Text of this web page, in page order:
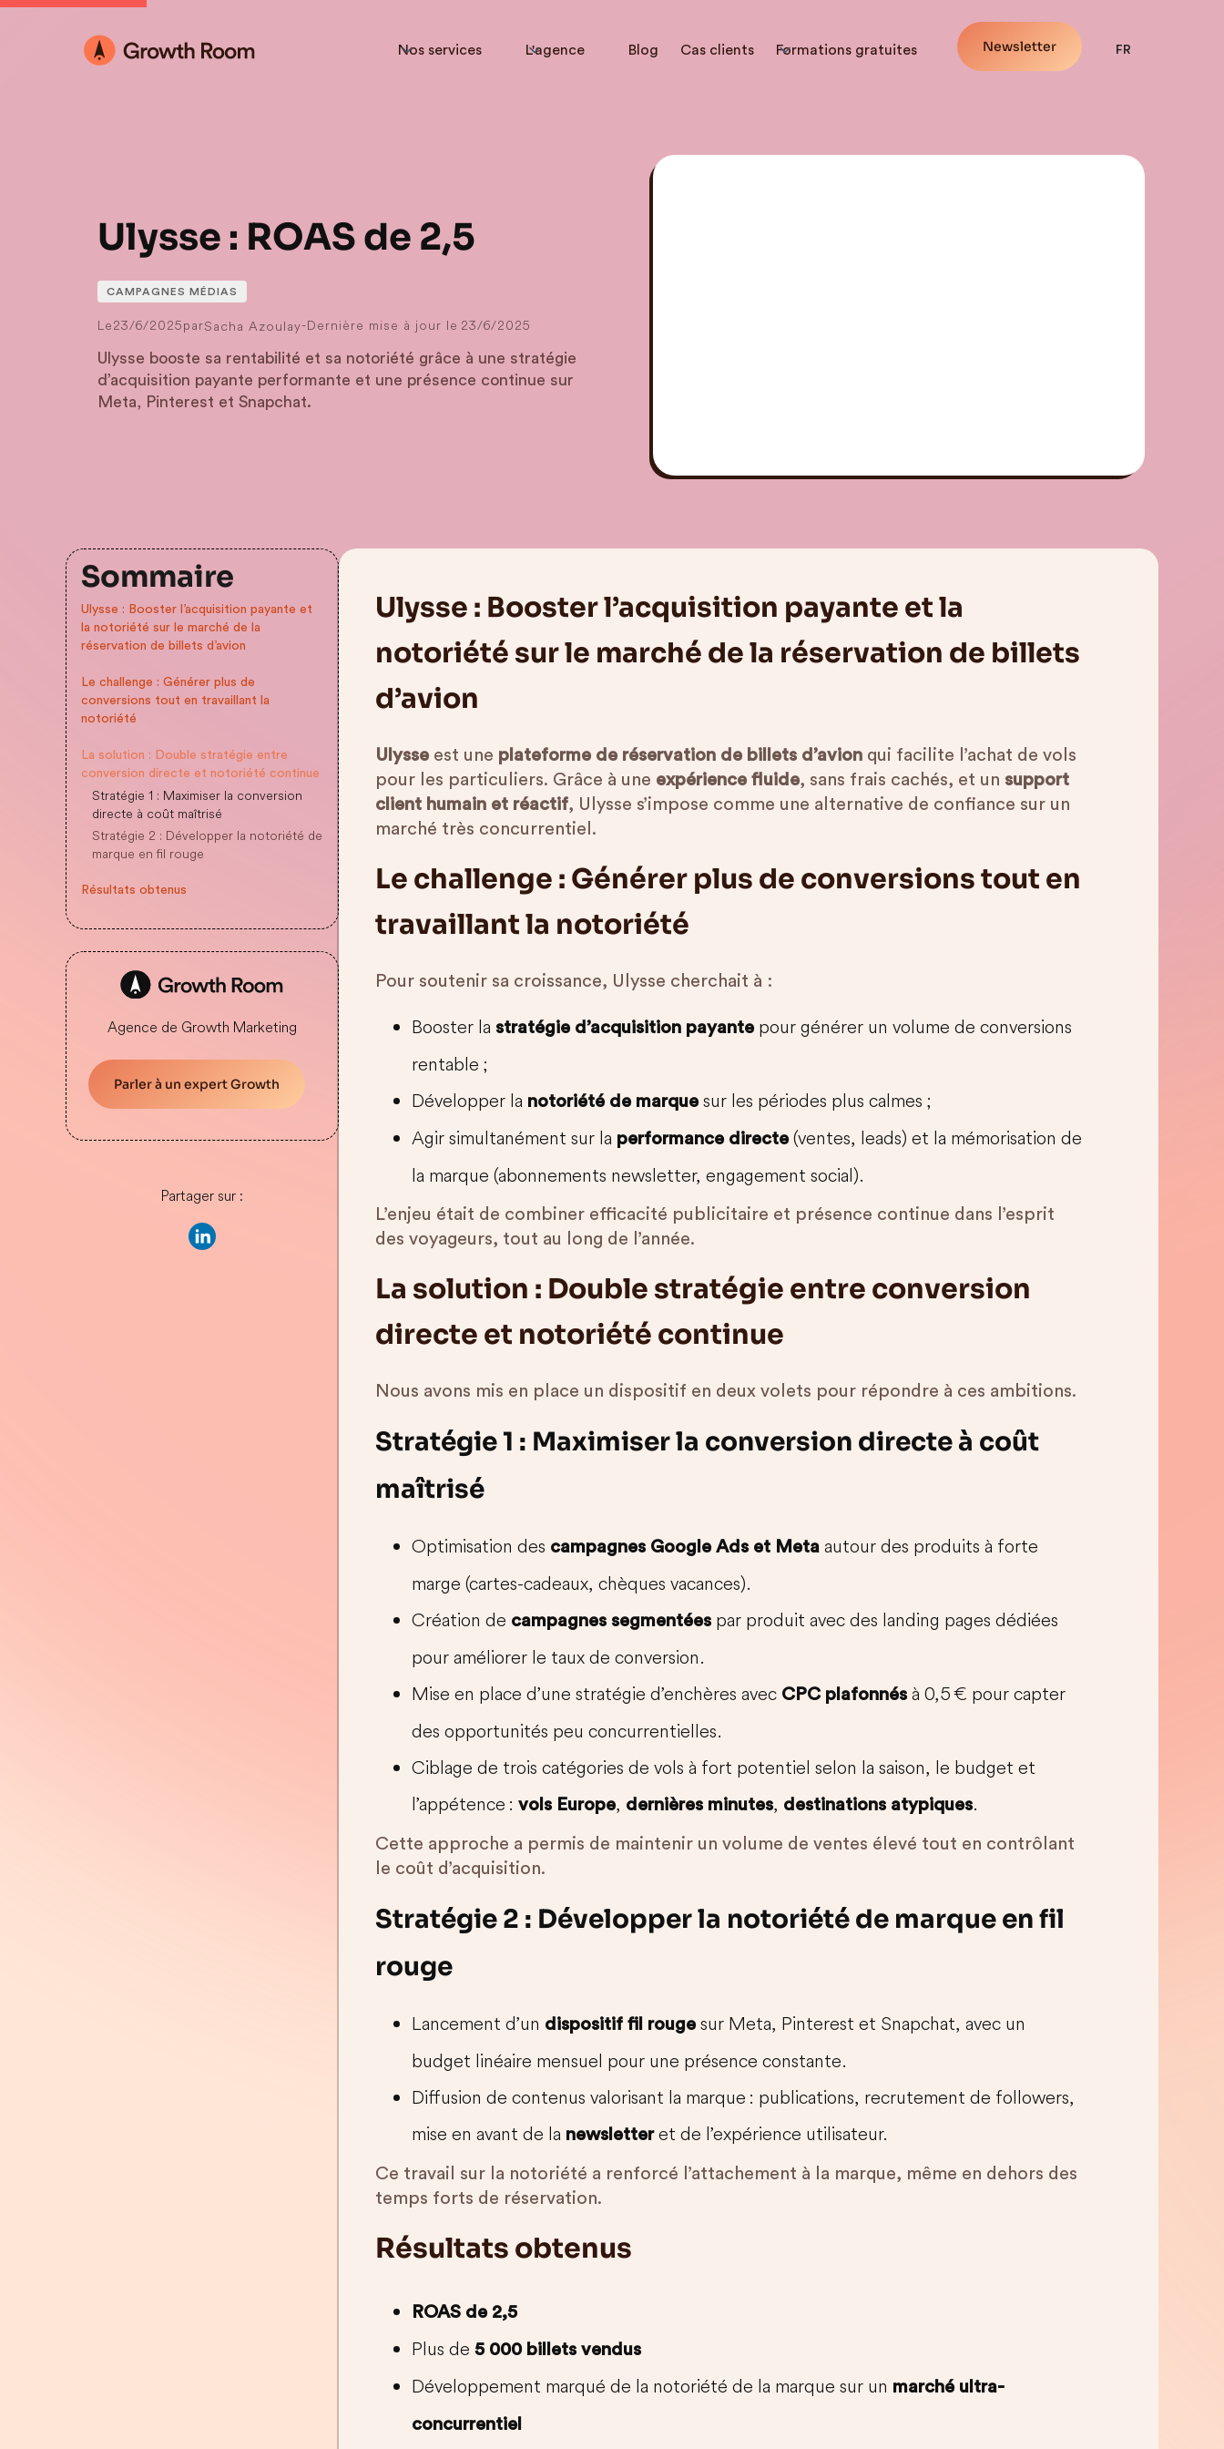
Ulysse : ROAS de 2,5
CAMPAGNES MÉDIAS
Le23/6/2025parSacha Azoulay-Dernière mise à jour le 23/6/2025
Ulysse booste sa rentabilité et sa notoriété grâce à une stratégie
d’acquisition payante performante et une présence continue sur
Meta, Pinterest et Snapchat.
Sommaire
Ulysse : Booster l’acquisition payante et
la notoriété sur le marché de la
réservation de billets d’avion
Le challenge : Générer plus de
conversions tout en travaillant la
notoriété
La solution : Double stratégie entre
conversion directe et notoriété continue
Stratégie 1 : Maximiser la conversion
directe à coût maîtrisé
Stratégie 2 : Développer la notoriété de
marque en fil rouge
Résultats obtenus
Agence de Growth Marketing
Parler à un expert Growth
Partager sur :
Ulysse : Booster l’acquisition payante et la
notoriété sur le marché de la réservation de billets
d’avion
Ulysse est une plateforme de réservation de billets d’avion qui facilite l’achat de vols
pour les particuliers. Grâce à une expérience fluide, sans frais cachés, et un support
client humain et réactif, Ulysse s’impose comme une alternative de confiance sur un
marché très concurrentiel.
Le challenge : Générer plus de conversions tout en
travaillant la notoriété
Pour soutenir sa croissance, Ulysse cherchait à :
Booster la stratégie d’acquisition payante pour générer un volume de conversions
rentable ;
Développer la notoriété de marque sur les périodes plus calmes ;
Agir simultanément sur la performance directe (ventes, leads) et la mémorisation de
la marque (abonnements newsletter, engagement social).
L’enjeu était de combiner efficacité publicitaire et présence continue dans l’esprit
des voyageurs, tout au long de l’année.
La solution : Double stratégie entre conversion
directe et notoriété continue
Nous avons mis en place un dispositif en deux volets pour répondre à ces ambitions.
Stratégie 1 : Maximiser la conversion directe à coût
maîtrisé
Optimisation des campagnes Google Ads et Meta autour des produits à forte
marge (cartes-cadeaux, chèques vacances).
Création de campagnes segmentées par produit avec des landing pages dédiées
pour améliorer le taux de conversion.
Mise en place d’une stratégie d’enchères avec CPC plafonnés à 0,5 € pour capter
des opportunités peu concurrentielles.
Ciblage de trois catégories de vols à fort potentiel selon la saison, le budget et
l’appétence : vols Europe, dernières minutes, destinations atypiques.
Cette approche a permis de maintenir un volume de ventes élevé tout en contrôlant
le coût d’acquisition.
Stratégie 2 : Développer la notoriété de marque en fil
rouge
Lancement d’un dispositif fil rouge sur Meta, Pinterest et Snapchat, avec un
budget linéaire mensuel pour une présence constante.
Diffusion de contenus valorisant la marque : publications, recrutement de followers,
mise en avant de la newsletteret de l’expérience utilisateur.
Ce travail sur la notoriété a renforcé l’attachement à la marque, même en dehors des
temps forts de réservation.
Résultats obtenus
ROAS de 2,5
Plus de 5 000 billets vendus
Développement marqué de la notoriété de la marque sur un marché ultra-
concurrentiel
Nos services L'agence Blog Cas clients Formations gratuites Newsletter FR